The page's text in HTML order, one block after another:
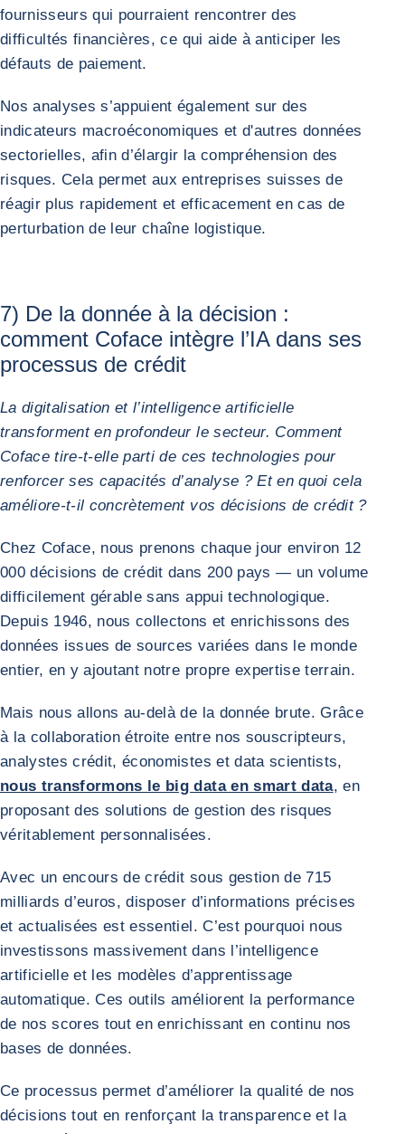
fournisseurs qui pourraient rencontrer des
difficultés financières, ce qui aide à anticiper les
défauts de paiement.
Nos analyses s’appuient également sur des
indicateurs macroéconomiques et d'autres données
sectorielles, afin d’élargir la compréhension des
risques. Cela permet aux entreprises suisses de
réagir plus rapidement et efficacement en cas de
perturbation de leur chaîne logistique.
7) De la donnée à la décision :
comment Coface intègre l’IA dans ses
processus de crédit
La digitalisation et l’intelligence artificielle
transforment en profondeur le secteur. Comment
Coface tire-t-elle parti de ces technologies pour
renforcer ses capacités d’analyse ? Et en quoi cela
améliore-t-il concrètement vos décisions de crédit ?
Chez Coface, nous prenons chaque jour environ 12
000 décisions de crédit dans 200 pays — un volume
difficilement gérable sans appui technologique.
Depuis 1946, nous collectons et enrichissons des
données issues de sources variées dans le monde
entier, en y ajoutant notre propre expertise terrain.
Mais nous allons au-delà de la donnée brute. Grâce
à la collaboration étroite entre nos souscripteurs,
analystes crédit, économistes et data scientists,
nous transformons le big data en smart data, en
proposant des solutions de gestion des risques
véritablement personnalisées.
Avec un encours de crédit sous gestion de 715
milliards d’euros, disposer d’informations précises
et actualisées est essentiel. C’est pourquoi nous
investissons massivement dans l’intelligence
artificielle et les modèles d’apprentissage
automatique. Ces outils améliorent la performance
de nos scores tout en enrichissant en continu nos
bases de données.
Ce processus permet d’améliorer la qualité de nos
décisions tout en renforçant la transparence et la